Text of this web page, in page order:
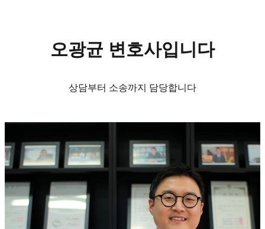
오광균 변호사입니다
상담부터 소송까지 담당합니다